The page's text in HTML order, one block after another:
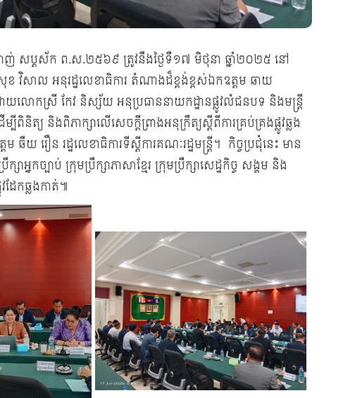
ាំម្សាញ់ សប្ដស័ក ព.ស.២៥៦៩ ត្រូវនឹងថ្ងៃទឺ១៧ មិថុនា ឆ្នាំ២០២៥ នៅ
សុខ វិសាល អនុរដ្ឋលេខាធិការ តំណាងដ៏ខ្ពង់ខ្ពស់ឯកឧត្ដម ឆាយ
យលោកស្រី កែវ និស្ស័យ អនុប្រធាននាយកដ្ឋានផ្លូវលំជនបទ និងមន្ត្រី
និត្យ និងពិភាក្សាលើសេចក្តីព្រាងអនុក្រឹត្យស្តីពីការគ្រប់គ្រងផ្លូវឆ្លង
យ រឿន រដ្ឋលេខាធិការទីស្តីការគណៈរដ្ឋមន្រ្តី។ កិច្ចប្រជុំនេះ មាន
នកច្បាប់ ក្រុមប្រឹក្សាភាសាខ្មែរ ក្រុមប្រឹក្សាសេដ្ឋកិច្ច សង្គម និង
ែកឆ្លងកាត់៕